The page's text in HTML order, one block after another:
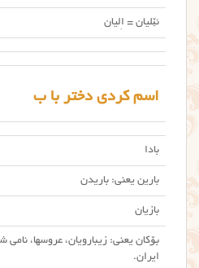
ئێلیان = اِلیان
اسم کردی دختر با ب
بادا
بارین یعنی: باریدن
بازیان
بۆکان یعنی: زیبارویان، عروسها،
ایران.